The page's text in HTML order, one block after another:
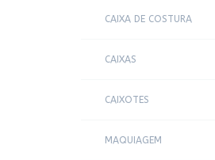
CAIXA DE COSTURA
CAIXAS
CAIXOTES
MAQUIAGEM